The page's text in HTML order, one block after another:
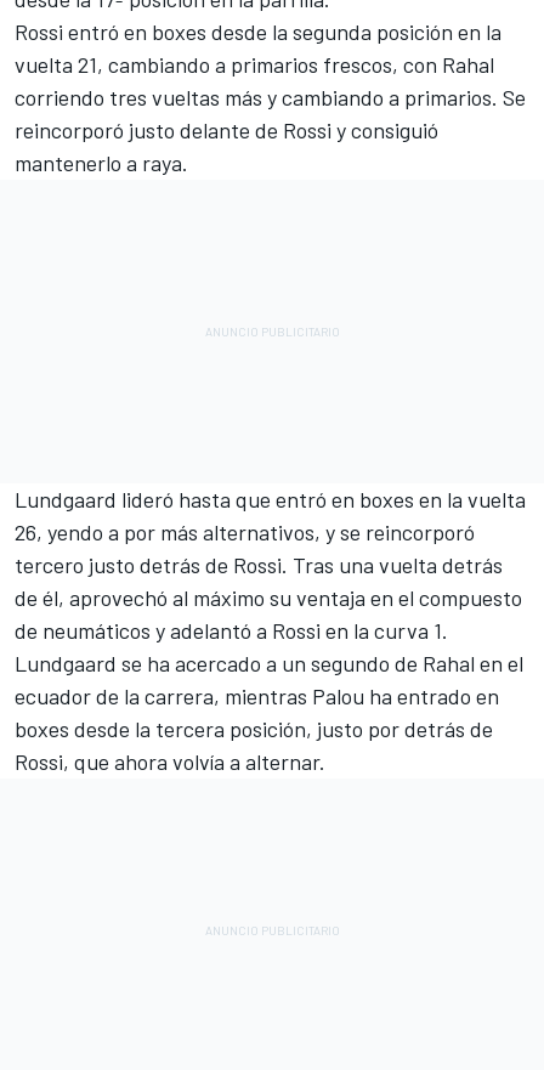
Rossi entró en boxes desde la segunda posición en la
vuelta 21, cambiando a primarios frescos, con Rahal
corriendo tres vueltas más y cambiando a primarios. Se
reincorporó justo delante de Rossi y consiguió
mantenerlo a raya.
Lundgaard lideró hasta que entró en boxes en la vuelta
26, yendo a por más alternativos, y se reincorporó
tercero justo detrás de Rossi. Tras una vuelta detrás
de él, aprovechó al máximo su ventaja en el compuesto
de neumáticos y adelantó a Rossi en la curva 1.
Lundgaard se ha acercado a un segundo de Rahal en el
ecuador de la carrera, mientras Palou ha entrado en
boxes desde la tercera posición, justo por detrás de
Rossi, que ahora volvía a alternar.